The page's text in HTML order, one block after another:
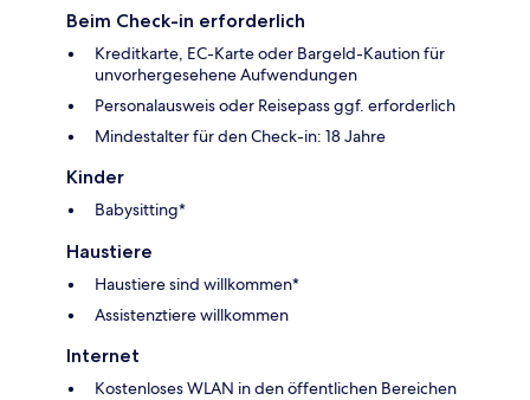
Beim Check-in erforderlich
Kreditkarte, EC-Karte oder Bargeld-Kaution für
unvorhergesehene Aufwendungen
Personalausweis oder Reisepass ggf. erforderlich
Mindestalter für den Check-in: 18 Jahre
Kinder
Babysitting*
Haustiere
Haustiere sind willkommen*
Assistenztiere willkommen
Internet
Kostenloses WLAN in den öffentlichen Bereichen